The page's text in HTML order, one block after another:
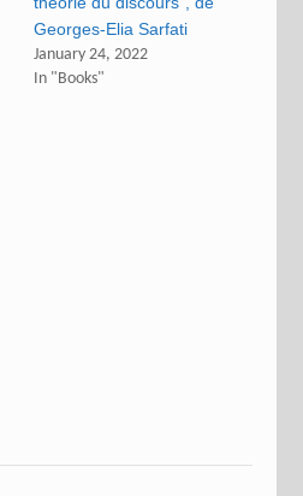
Georges-Elia Sarfati
January 24, 2022
In "Books"